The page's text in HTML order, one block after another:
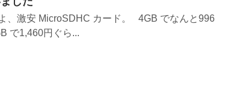
、激安 MicroSDHC カード。 4GB でなんと996
で1,460円ぐら...